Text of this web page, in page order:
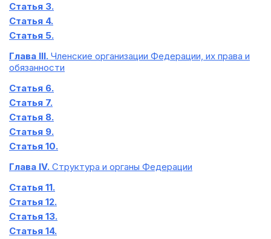
Статья 3.
Статья 4.
Статья 5.
Глава III. Членские организации Федерации, их права и
обязанности
Статья 6.
Статья 7.
Статья 8.
Статья 9.
Статья 10.
Глава IV. Структура и органы Федерации
Статья 11.
Статья 12.
Статья 13.
Статья 14.